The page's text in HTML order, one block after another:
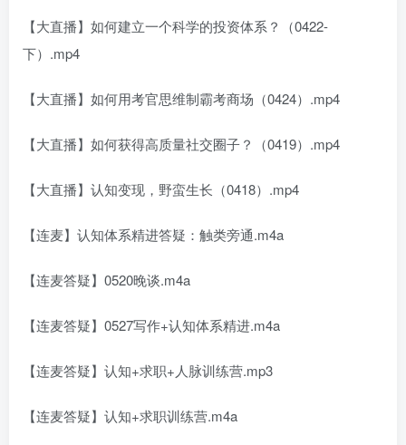
【大直播】如何建立一个科学的投资体系？（0422-
下）.mp4
【大直播】如何用考官思维制霸考商场（0424）.mp4
【大直播】如何获得高质量社交圈子？（0419）.mp4
【大直播】认知变现，野蛮生长（0418）.mp4
【连麦】认知体系精进答疑：触类旁通.m4a
【连麦答疑】0520晚谈.m4a
【连麦答疑】0527写作+认知体系精进.m4a
【连麦答疑】认知+求职+人脉训练营.mp3
【连麦答疑】认知+求职训练营.m4a